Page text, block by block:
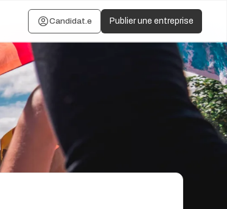
Candidat.e Publier une entreprise